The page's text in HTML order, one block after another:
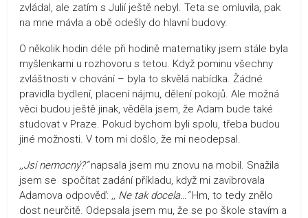
zvládal, ale zatím s Julií ještě nebyl. Teta se omluvila, pak
na mne mávla a obě odešly do hlavní budovy.
O několik hodin déle při hodině matematiky jsem stále byla
myšlenkami u rozhovoru s tetou. Když pominu všechny
zvláštnosti v chování – byla to skvělá nabídka. Žádné
pravidla bydlení, placení nájmu, dělení pokojů. Ale možná
věci budou ještě jinak, věděla jsem, že Adam bude také
studovat v Praze. Pokud bychom byli spolu, třeba budou
jiné možnosti. V tom mi došlo, že mi neodepsal.
,,Jsi nemocný?“napsala jsem mu znovu na mobil. Snažila
jsem se spočítat zadání příkladu, když mi zavibrovala
Adamova odpověď: ,, Ne tak docela…“Hm, to tedy znělo
dost neurčitě. Odepsala jsem mu, že se po škole stavím a